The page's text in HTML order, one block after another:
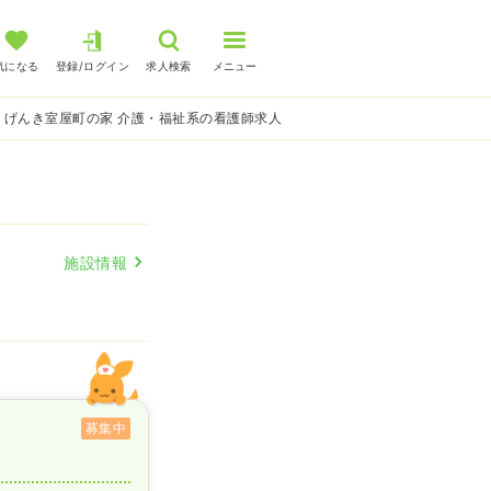
になる 登録/ログイン 求人検索 メニュー
んき室屋町の家 介護・福祉系の看護師求人
施設情報
募集中